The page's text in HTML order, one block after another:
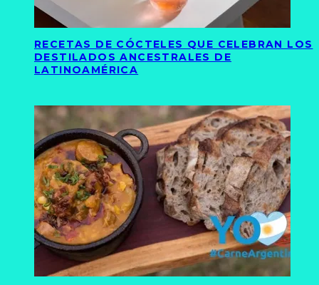
RECETAS DE CÓCTELES QUE CELEBRAN LOS
DESTILADOS ANCESTRALES DE
LATINOAMÉRICA